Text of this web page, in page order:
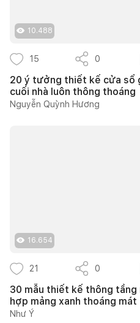
10.488
15 0
20 ý tưởng thiết kế cửa sổ
cuối nhà luôn thông thoáng
Nguyễn Quỳnh Hương
16.654
21 0
30 mẫu thiết kế thông tầng
hợp mảng xanh thoáng mát
Như Ý